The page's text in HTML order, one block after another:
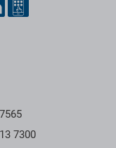
7300